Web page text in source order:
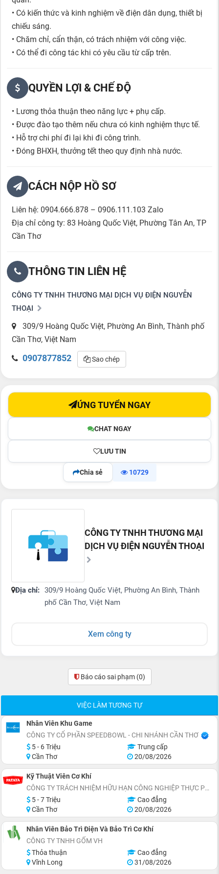
• Có kiến thức và kinh nghiệm về điện dân dụng, thiết bị
chiếu sáng.
• Chăm chỉ, cẩn thận, có trách nhiệm với công việc.
• Có thể đi công tác khi có yêu cầu từ cấp trên.
QUYỀN LỢI & CHẾ ĐỘ
• Lương thỏa thuận theo năng lực + phụ cấp.
• Được đào tạo thêm nếu chưa có kinh nghiệm thực tế.
• Hỗ trợ chi phí đi lại khi đi công trình.
• Đóng BHXH, thưởng tết theo quy định nhà nước.
CÁCH NỘP HỒ SƠ
Liên hệ: 0904.666.878 – 0906.111.103 Zalo
Địa chỉ công ty: 83 Hoàng Quốc Việt, Phường Tân An, TP
Cần Thơ
THÔNG TIN LIÊN HỆ
CÔNG TY TNHH THƯƠNG MẠI DỊCH VỤ ĐIỆN NGUYỄN
THOẠI
309/9 Hoàng Quốc Việt, Phường An Bình, Thành phố
Cần Thơ, Việt Nam
0907877852 Sao chép
CHAT NGAY
LƯU TIN
ỨNG TUYỂN NGAY
Chia sẻ 10729
CÔNG TY TNHH THƯƠNG MẠI
DỊCH VỤ ĐIỆN NGUYỄN THOẠI
Địa chỉ: 309/9 Hoàng Quốc Việt, Phường An Bình, Thành
phố Cần Thơ, Việt Nam
Xem công ty
Báo cáo sai phạm (0)
VIỆC LÀM TƯƠNG TỰ
Nhân Viên Khu Game
CÔNG TY CỔ PHẦN SPEEDBOWL - CHI NHÁNH CẦN THƠ
5 - 6 Triệu
Trung cấp
Cần Thơ
20/08/2026
Kỹ Thuật Viên Cơ Khí
CÔNG TY TRÁCH NHIỆM HỮU HẠN CÔNG NGHIỆP THỰC PHẨM PATAYA (VIỆT NAM)
5 - 7 Triệu
Cao đẳng
Cần Thơ
20/08/2026
Nhân Viên Bảo Trì Điện Và Bảo Trì Cơ Khí
CÔNG TY TNHH GỐM VH
Thỏa thuận
Cao đẳng
Vĩnh Long
31/08/2026